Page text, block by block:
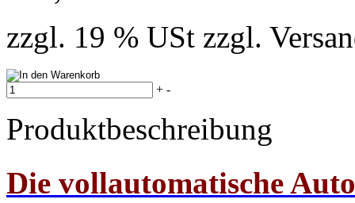
zzgl. 19 % USt zzgl.
+ -
Produktbeschreibung
Die vollautomatische